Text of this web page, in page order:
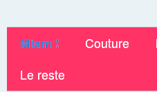
Miam ! Couture
Le reste